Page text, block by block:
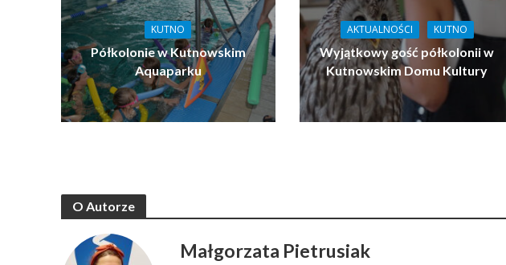
KUTNO
Półkolonie w Kutnowskim
Aquaparku
AKTUALNOŚCI KUTNO
Wyjątkowy gość półkolonii w
Kutnowskim Domu Kultury
O Autorze
Małgorzata Pietrusiak